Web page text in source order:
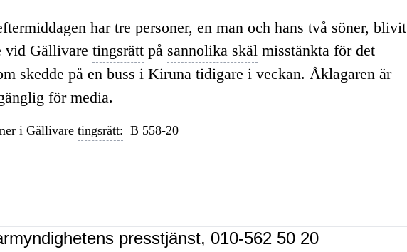
har tre personer, en man och hans två söner, blivit
vid Gällivare tingsrättpå sannolika skäl misstänkta för det
skedde på en buss i Kiruna tidigare i veckan. Åklagaren är
för media.
i Gällivare tingsrätt: B 558-20
presstjänst, 010-562 50 20